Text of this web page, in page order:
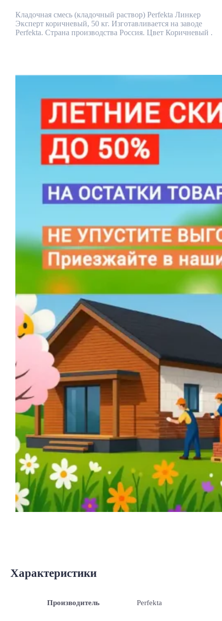
Линкер
Эксперт
коричневый,
Кладочная смесь (кладочный раствор) Perfekta Линкер
Эксперт коричневый, 50 кг. Изготавливается на заводе
Perfekta. Страна производства Россия. Цвет Коричневый .
Характеристики
Производитель Perfekta